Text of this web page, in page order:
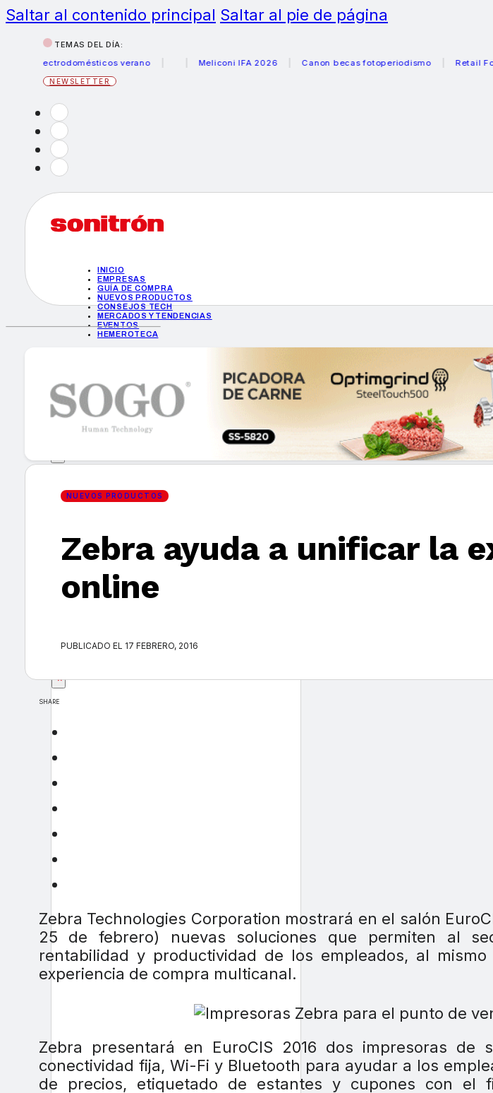
Saltar al contenido principal Saltar al pie de página
TEMAS DEL DÍA:
electrodomésticos verano
Meliconi IFA 2026 Canon becas fotoperiodismo Retail Forum
NEWSLETTER
INICIO
EMPRESAS
GUÍA DE COMPRA
NUEVOS PRODUCTOS
CONSEJOS TECH
MERCADOS Y TENDENCIAS
EVENTOS
HEMEROTECA
GUÍA DE COMPRA
NUEVOS PRODUCTOS
CONSEJOS TECH
MERCADOS Y TENDENCIAS
HEMEROTECA
Encuentra tu noticia
×
NUEVOS PRODUCTOS
Zebra ayuda a unificar la
online
PUBLICADO EL 17 FEBRERO, 2016
SHARE
Zebra Technologies Corporation mostrará en el salón
25 de febrero) nuevas soluciones que permiten al
rentabilidad y productividad de los empleados, al
experiencia de compra multicanal.
Zebra presentará en EuroCIS 2016 dos impresoras de
conectividad fija, Wi-Fi y Bluetooth para ayudar a los
de precios, etiquetado de estantes y cupones con el